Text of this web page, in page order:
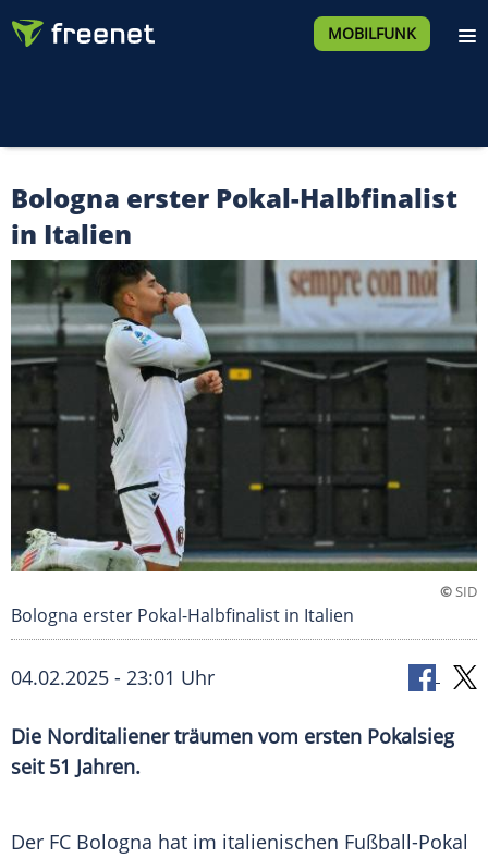
MOBILFUNK
Bologna erster Pokal-Halbfinalist
in Italien
©SID
Bologna erster Pokal-Halbfinalist in Italien
04.02.2025 - 23:01 Uhr
Die Norditaliener träumen vom ersten Pokalsieg
seit 51 Jahren.
Der FC Bologna hat im italienischen Fußball-Pokal